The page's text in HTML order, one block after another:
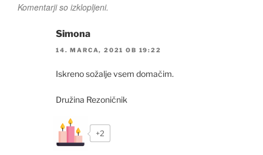
Simona
14. MARCA, 2021 OB 19:22
Iskreno sožalje vsem domačim.
Družina Rezoničnik
+2
Komentarji so izklopljeni.